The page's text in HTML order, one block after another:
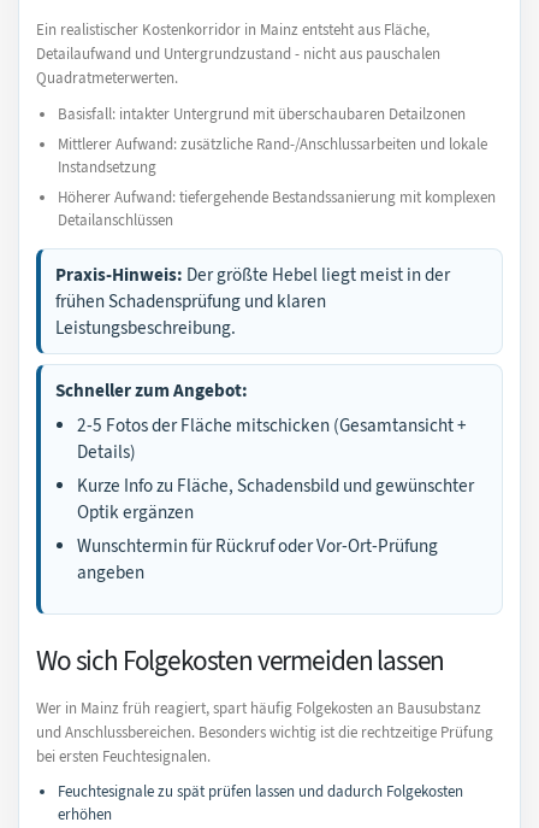
Ein realistischer Kostenkorridor in Mainz entsteht aus Fläche,
Detailaufwand und Untergrundzustand - nicht aus pauschalen
Quadratmeterwerten.
Basisfall: intakter Untergrund mit überschaubaren Detailzonen
Mittlerer Aufwand: zusätzliche Rand-/Anschlussarbeiten und lokale
Instandsetzung
Höherer Aufwand: tiefergehende Bestandssanierung mit komplexen
Detailanschlüssen
Praxis-Hinweis: Der größte Hebel liegt meist in der
frühen Schadensprüfung und klaren
Leistungsbeschreibung.
Schneller zum Angebot:
2-5 Fotos der Fläche mitschicken (Gesamtansicht +
Details)
Kurze Info zu Fläche, Schadensbild und gewünschter
Optik ergänzen
Wunschtermin für Rückruf oder Vor-Ort-Prüfung
angeben
Wo sich Folgekosten vermeiden lassen
Wer in Mainz früh reagiert, spart häufig Folgekosten an Bausubstanz
und Anschlussbereichen. Besonders wichtig ist die rechtzeitige Prüfung
bei ersten Feuchtesignalen.
Feuchtesignale zu spät prüfen lassen und dadurch Folgekosten
erhöhen